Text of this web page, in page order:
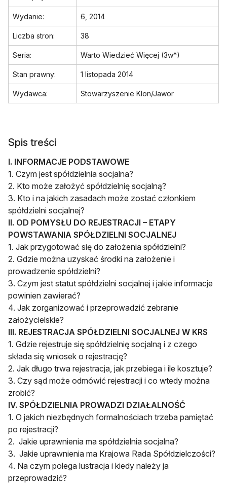
Wydanie: 6, 2014
Liczba stron: 38
Seria: Warto Wiedzieć Więcej (3w*)
Stan prawny: 1 listopada 2014
Wydawca: Stowarzyszenie Klon/Jawor
Spis treści
I. INFORMACJE PODSTAWOWE
1. Czym jest spółdzielnia socjalna?
2. Kto może założyć spółdzielnię socjalną?
3. Kto i na jakich zasadach może zostać członkiem
spółdzielni socjalnej?
II. OD POMYSŁU DO REJESTRACJI – ETAPY
POWSTAWANIA SPÓŁDZIELNI SOCJALNEJ
1. Jak przygotować się do założenia spółdzielni?
2. Gdzie można uzyskać środki na założenie i
prowadzenie spółdzielni?
3. Czym jest statut spółdzielni socjalnej i jakie informacje
powinien zawierać?
4. Jak zorganizować i przeprowadzić zebranie
założycielskie?
III. REJESTRACJA SPÓŁDZIELNI SOCJALNEJ W KRS
1. Gdzie rejestruje się spółdzielnię socjalną i z czego
składa się wniosek o rejestrację?
2. Jak długo trwa rejestracja, jak przebiega i ile kosztuje?
3. Czy sąd może odmówić rejestracji i co wtedy można
zrobić?
IV. SPÓŁDZIELNIA PROWADZI DZIAŁALNOŚĆ
1. O jakich niezbędnych formalnościach trzeba pamiętać
po rejestracji?
2. Jakie uprawnienia ma spółdzielnia socjalna?
3. Jakie uprawnienia ma Krajowa Rada Spółdzielczości?
4. Na czym polega lustracja i kiedy należy ja
przeprowadzić?